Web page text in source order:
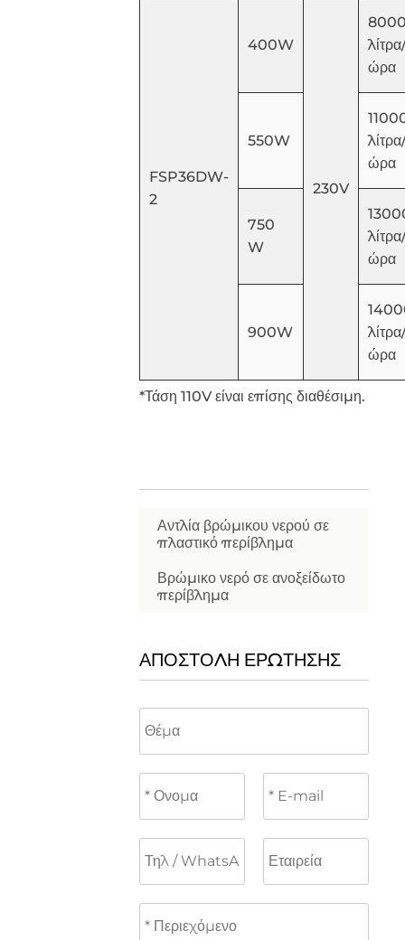
FSP36DW-
2
400W
230V
ώρα
550W
ώρα
750
W
ώρα
900W
ώρα
*Τάση 110V είναι επίσης διαθέσιμη.
Αντλία βρώμικου νερού σε
πλαστικό περίβλημα
Βρώμικο νερό σε ανοξείδωτο
περίβλημα
ΑΠΟΣΤΟΛΉ ΕΡΏΤΗΣΗΣ